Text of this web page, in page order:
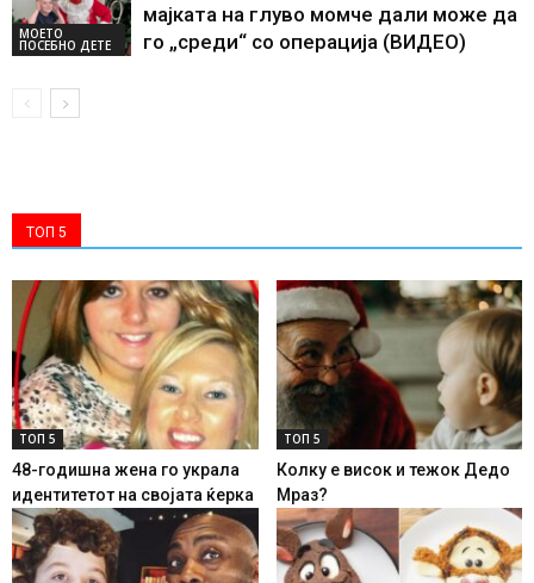
МОЕТО
ПОСЕБНО ДЕТЕ
мајката на глуво момче дали може да
го „среди“ со операција (ВИДЕО)
ТОП 5
ТОП 5
48-годишна жена го украла
идентитетот на својата ќерка
ТОП 5
Колку е висок и тежок Дедо
Мраз?